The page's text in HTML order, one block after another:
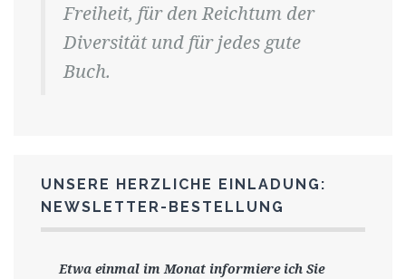
Freiheit, für den Reichtum der
Diversität und für jedes gute
Buch.
UNSERE HERZLICHE EINLADUNG:
NEWSLETTER-BESTELLUNG
Etwa einmal im Monat informiere ich Sie